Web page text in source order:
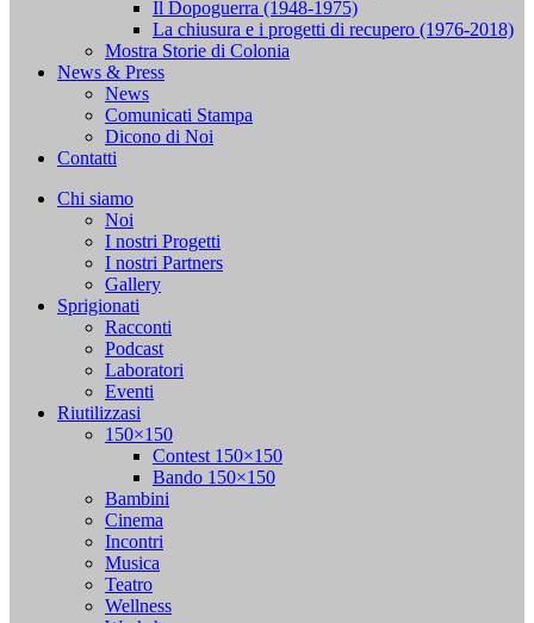
Il Dopoguerra (1948-1975)
La chiusura e i progetti di recupero (1976-2018)
Mostra Storie di Colonia
News & Press
News
Comunicati Stampa
Dicono di Noi
Contatti
Chi siamo
Noi
I nostri Progetti
I nostri Partners
Gallery
Sprigionati
Racconti
Podcast
Laboratori
Eventi
Riutilizzasi
150×150
Contest 150×150
Bando 150×150
Bambini
Cinema
Incontri
Musica
Teatro
Wellness